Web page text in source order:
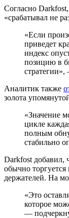
Согласно
«срабатывал не
«Если
приведет
индекс
позицию в
стратегии»,
Аналитик также
золота
«Значение
цикле
полным
стабильно
Darkfost добавил,
обычно
держателей. На
«Это
которое
—